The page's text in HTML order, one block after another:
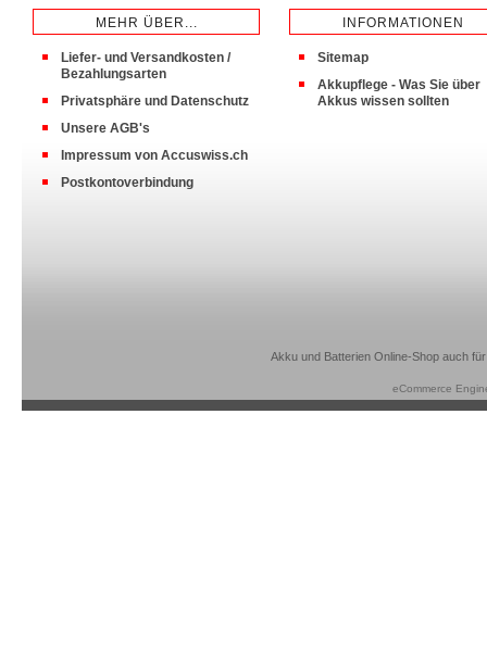
MEHR ÜBER...
Liefer- und Versandkosten /
Bezahlungsarten
Privatsphäre und Datenschutz
Unsere AGB's
Impressum von Accuswiss.ch
Postkontoverbindung
INFORMATIONEN
Sitemap
Akkupflege - Was Sie über
Akkus wissen sollten
Akku und Batterien Online-Shop auch
eCommerce